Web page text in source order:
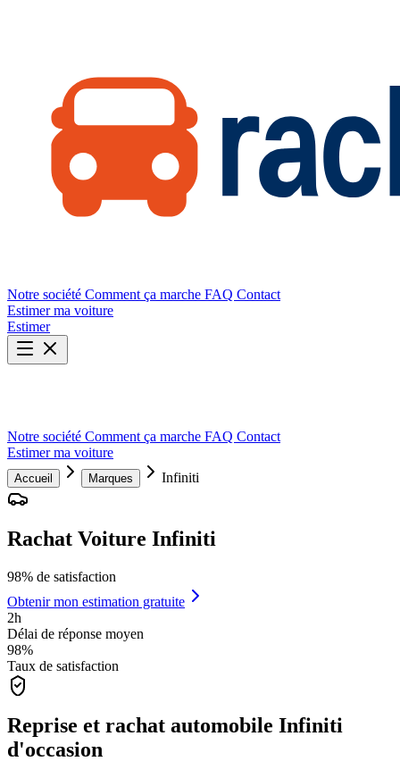
Notre société Comment ça marche FAQ Contact
Estimer ma voiture
Estimer
Notre société Comment ça marche FAQ Contact
Estimer ma voiture
Accueil Marques Infiniti
Rachat Voiture Infiniti
98% de satisfaction
Obtenir mon estimation gratuite
2h
Délai de réponse moyen
98%
Taux de satisfaction
Reprise et rachat automobile Infiniti
d'occasion